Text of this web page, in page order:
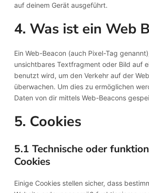
auf deinem Gerät ausgeführt.
4. Was ist ein Web
Ein Web-Beacon (auch Pixel-Tag
unsichtbares Textfragment oder Bild auf
benutzt wird, um den Verkehr auf der
überwachen. Um dies zu ermöglichen
Daten von dir mittels Web-Beacons
5. Cookies
5.1 Technische oder
Cookies
Einige Cookies stellen sicher, dass